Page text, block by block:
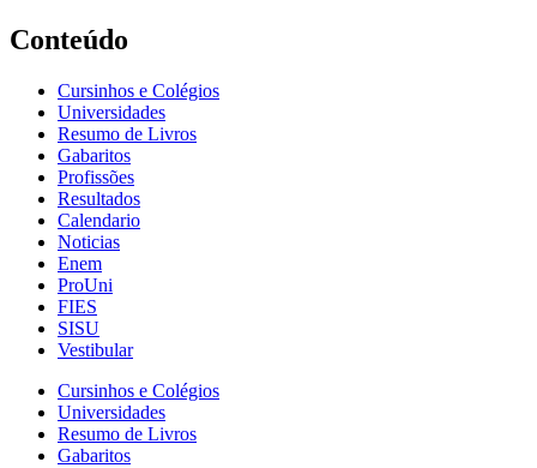
Conteúdo
Cursinhos e Colégios
Universidades
Resumo de Livros
Gabaritos
Profissões
Resultados
Calendario
Noticias
Enem
ProUni
FIES
SISU
Vestibular
Cursinhos e Colégios
Universidades
Resumo de Livros
Gabaritos